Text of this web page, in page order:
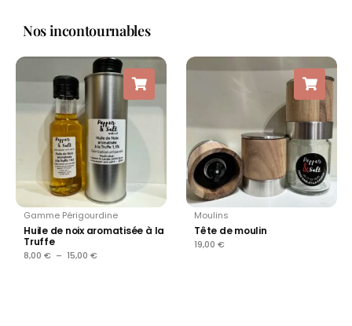
Nos incontournables
Gamme Périgourdine
Huile de noix aromatisée à la
Truffe
8,00 € – 15,00 €
Moulins
Tête de moulin
19,00 €